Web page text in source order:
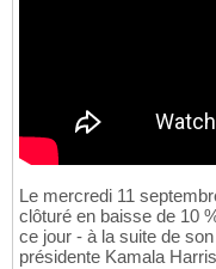
Le mercredi 11
clôturé en baisse de 10
ce jour - à la suite de
présidente Kamala